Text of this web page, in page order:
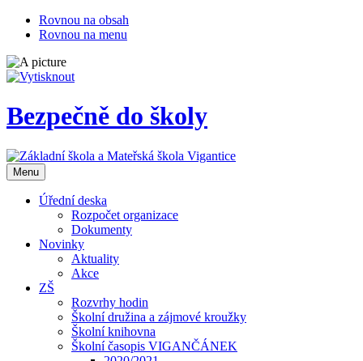
Rovnou na obsah
Rovnou na menu
Bezpečně do školy
Otevřit
navigaci
Menu
Úřední deska
Rozpočet organizace
Dokumenty
Novinky
Aktuality
Akce
ZŠ
Rozvrhy hodin
Školní družina a zájmové kroužky
Školní knihovna
Školní časopis VIGANČÁNEK